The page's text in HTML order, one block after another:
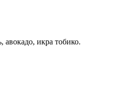
авокадо, икра тобико.